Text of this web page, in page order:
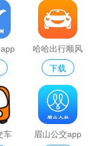
哈哈出行顺风
车app
下载
车 眉山公交app